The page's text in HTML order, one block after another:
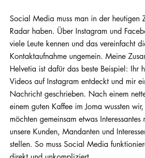
Social Media muss man in der heutigen
Radar haben. Über Instagram und
viele Leute kennen und das vereinfacht
Kontaktaufnahme ungemein. Meine
Helvetia ist dafür das beste Beispiel: Ihr
Videos auf Instagram entdeckt und mir
Nachricht geschrieben. Nach einem
einem guten Kaffee im Joma wussten
möchten gemeinsam etwas
unsere Kunden, Mandanten und
stellen. So muss Social Media